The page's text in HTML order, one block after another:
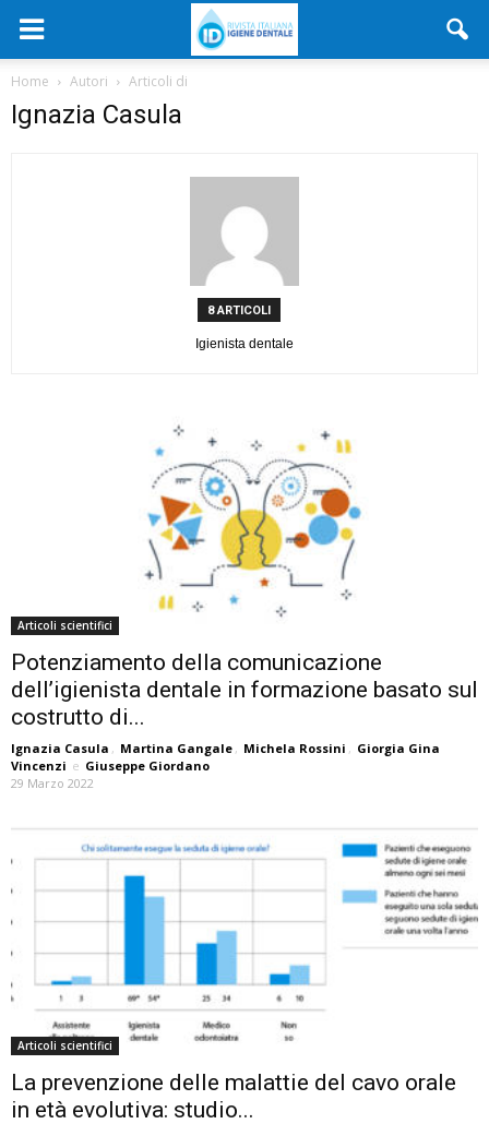
Home Autori Articoli di
Ignazia Casula
8 ARTICOLI
Igienista dentale
Articoli scientifici
Potenziamento della comunicazione
dell’igienista dentale in formazione basato sul
costrutto di...
Ignazia Casula , Martina Gangale , Michela Rossini , Giorgia Gina
Vincenzi e Giuseppe Giordano
29 Marzo 2022
Articoli scientifici
La prevenzione delle malattie del cavo orale
in età evolutiva: studio...